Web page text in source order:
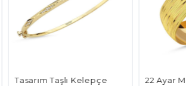
Tasarım Taşlı Kelepçe